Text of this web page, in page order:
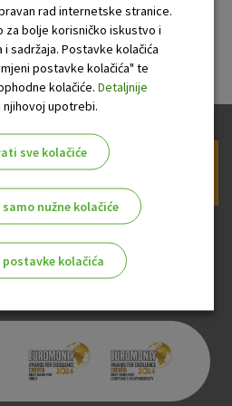
na-rate_20130301.pdf
banke
rad internetske stranice.
za bolje korisničko iskustvo i
sadržaja. Postavke kolačića
postavke kolačića" te
kolačiće. Detaljnije
njihovoj upotrebi.
sve kolačiće
nužne kolačiće
kolačića